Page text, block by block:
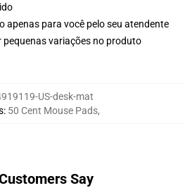
apenas para você pelo seu atendente
pequenas variações no produto
US-desk-mat
: 50 Cent Mouse Pads,
Say